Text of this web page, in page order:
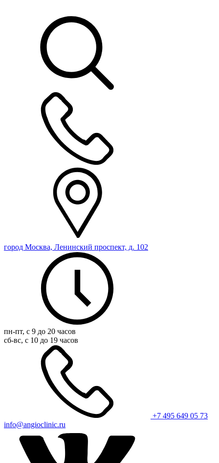
город Москва, Ленинский проспект, д. 102
пн-пт, с 9 до 20 часов
сб-вс, с 10 до 19 часов
+7 495 649 05 73
info@angioclinic.ru